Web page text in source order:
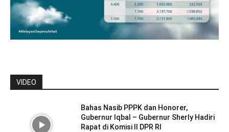
VIDEO
Bahas Nasib PPPK dan Honorer,
Gubernur Iqbal – Gubernur Sherly Hadiri
Rapat di Komisi II DPR RI